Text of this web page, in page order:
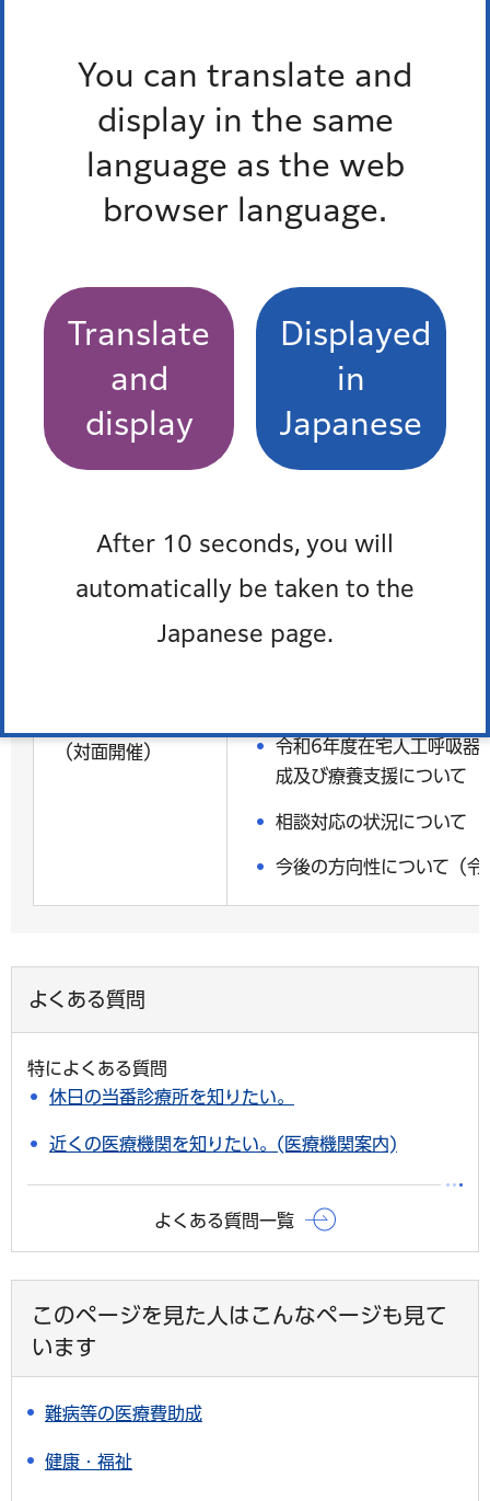
You can translate and
display in the same
language as the web
browser language.
Translate
and
display
Displayed
in
Japanese
After 10 seconds, you will
automatically be taken to the
Japanese page.
り構成され、地域における難病患者への支援体制に関する
課題について情報を共有し、医療機関の連携の緊密化を図
るとともに、難病対策のあり方や地域の実情に応じた支援
体制の整備について協議しています。
港区難病対策地域協議会設置要綱（PDF：84KB）
（対面開催）
【議事】
令和6年度在宅人工呼吸器
成及び療養支援について
相談対応の状況について
今後の方向性について（
よくある質問
特によくある質問
休日の当番診療所を知りたい。
近くの医療機関を知りたい。(医療機関案内)
よくある質問一覧
このページを見た人はこんなページも見て
います
難病等の医療費助成
健康・福祉